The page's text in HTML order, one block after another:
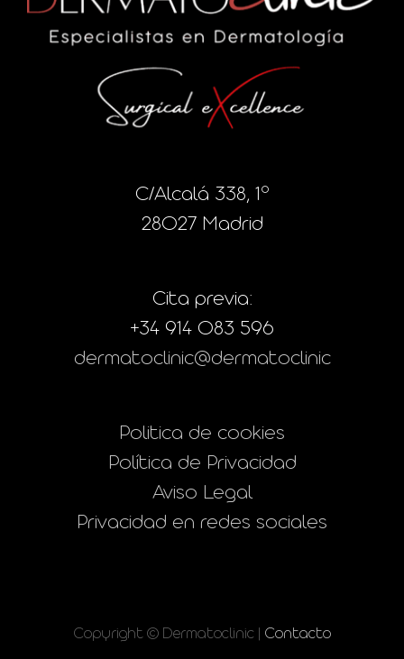
C/Alcalá 338, 1º
28027 Madrid
Cita previa:
+34 914 083 596
dermatoclinic@dermatoclinic
Politica de cookies
Política de Privacidad
Aviso Legal
Privacidad en redes sociales
Copyright © Dermatoclinic | Contacto